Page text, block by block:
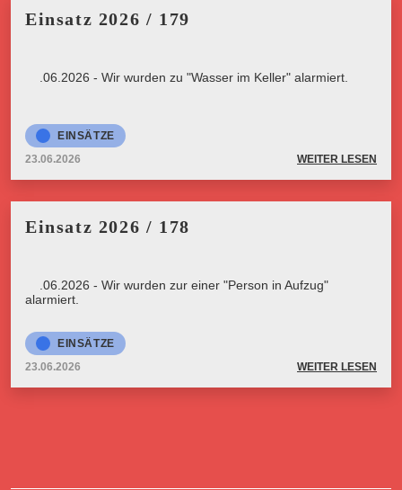
Einsatz 2026 / 179
23.06.2026 - Wir wurden zu "Wasser im Keller" alarmiert.
EINSÄTZE
23.06.2026
WEITER LESEN
Einsatz 2026 / 178
23.06.2026 - Wir wurden zur einer "Person in Aufzug"
alarmiert.
EINSÄTZE
23.06.2026
WEITER LESEN